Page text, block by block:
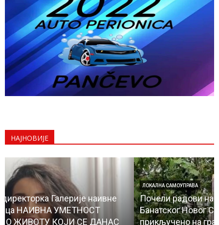
НАЈНОВИЈЕ
ЛОКАЛНА САМОУПРАВА
Почели радови на изградњи водовода до
Банатског Новог Села, чиме ће и ово место бити
прикључено на градску водоводну мрежу